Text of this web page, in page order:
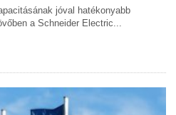
jóval hatékonyabb
a Schneider Electric...